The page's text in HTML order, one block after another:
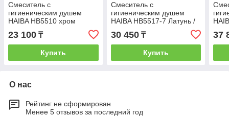
Смеситель с
гигиеническим душем
HAIBA HB5510 хром
23 100 ₸
Купить
Смеситель с
гигиеническим душем
HAIBA HB5517-7 Латунь /
Черный матовый
30 450₸
Купить
37
О нас
Рейтинг не сформирован
Менее 5 отзывов за последний год